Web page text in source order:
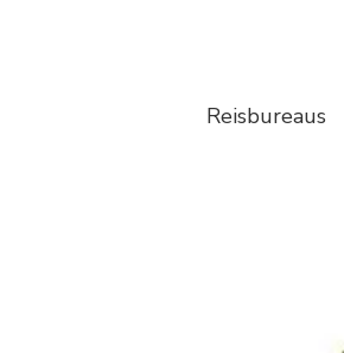
Reisbureaus